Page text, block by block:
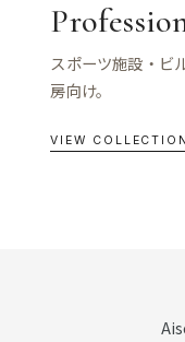
スポーツ施設・ビ
房向け。
VIEW